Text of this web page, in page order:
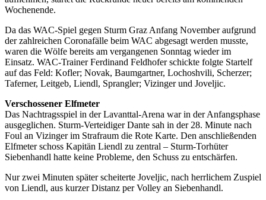
Wochenende.
Da das WAC-Spiel gegen Sturm Graz Anfang November aufgrund
der zahlreichen Coronafälle beim WAC abgesagt werden musste,
waren die Wölfe bereits am vergangenen Sonntag wieder im
Einsatz. WAC-Trainer Ferdinand Feldhofer schickte folgte Startelf
auf das Feld: Kofler; Novak, Baumgartner, Lochoshvili, Scherzer;
Taferner, Leitgeb, Liendl, Sprangler; Vizinger und Joveljic.
Verschossener Elfmeter
Das Nachtragsspiel in der Lavanttal-Arena war in der Anfangsphase
ausgeglichen. Sturm-Verteidiger Dante sah in der 28. Minute nach
Foul an Vizinger im Strafraum die Rote Karte. Den anschließenden
Elfmeter schoss Kapitän Liendl zu zentral – Sturm-Torhüter
Siebenhandl hatte keine Probleme, den Schuss zu entschärfen.
Nur zwei Minuten später scheiterte Joveljic, nach herrlichem Zuspiel
von Liendl, aus kurzer Distanz per Volley an Siebenhandl.